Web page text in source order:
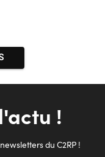
!
du C2RP !